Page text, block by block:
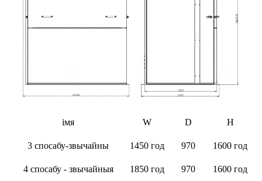
імя W D H
3 спосабу-звычайны 1450 год 970 1600 год
4 спосабу - звычайныя 1850 год 970
1600 год